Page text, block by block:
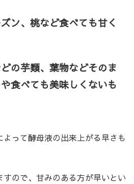
ン、桃など食べても甘く
の芋類、葉物などそのま
食べても美味しくないも
って酵母液の出来上がる早さも
ので、甘みのある方が早いとい